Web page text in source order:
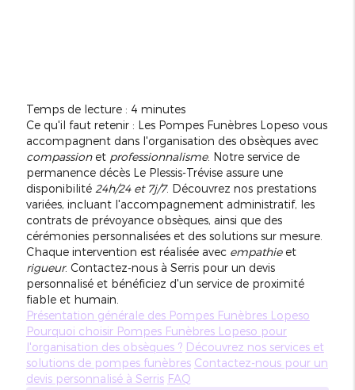
Temps de lecture : 4 minutes
Ce qu'il faut retenir : Les Pompes Funèbres Lopeso vous
accompagnent dans l'organisation des obsèques avec
compassionet professionnalisme. Notre service de
permanence décès Le Plessis-Trévise assure une
disponibilité 24h/24 et 7j/7. Découvrez nos prestations
variées, incluant l'accompagnement administratif, les
contrats de prévoyance obsèques, ainsi que des
cérémonies personnalisées et des solutions sur mesure.
Chaque intervention est réalisée avec empathieet
rigueur. Contactez-nous à Serris pour un devis
personnalisé et bénéficiez d'un service de proximité
fiable et humain.
Présentation générale des Pompes Funèbres Lopeso
Pourquoi choisir Pompes Funèbres Lopeso pour
l'organisation des obsèques ? Découvrez nos services et
solutions de pompes funèbres Contactez-nous pour un
devis personnalisé à Serris FAQ